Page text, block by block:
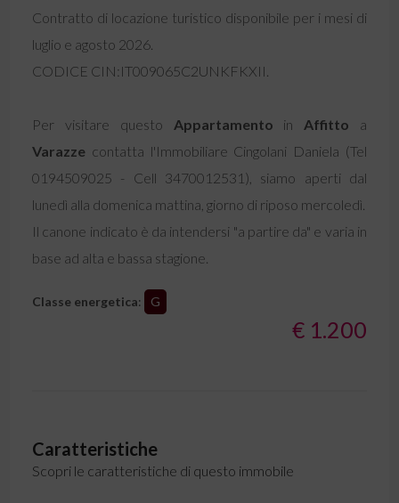
Contratto di locazione turistico disponibile per i mesi di
luglio e agosto 2026.
CODICE CIN:IT009065C2UNKFKXII.
Per visitare questo Appartamento in Affitto a
Varazze contatta l'Immobiliare Cingolani Daniela (Tel
0194509025 - Cell 3470012531), siamo aperti dal
lunedì alla domenica mattina, giorno di riposo mercoledì.
Il canone indicato è da intendersi "a partire da" e varia in
base ad alta e bassa stagione.
Classe energetica: G
€ 1.200
Caratteristiche
Scopri le caratteristiche di questo immobile